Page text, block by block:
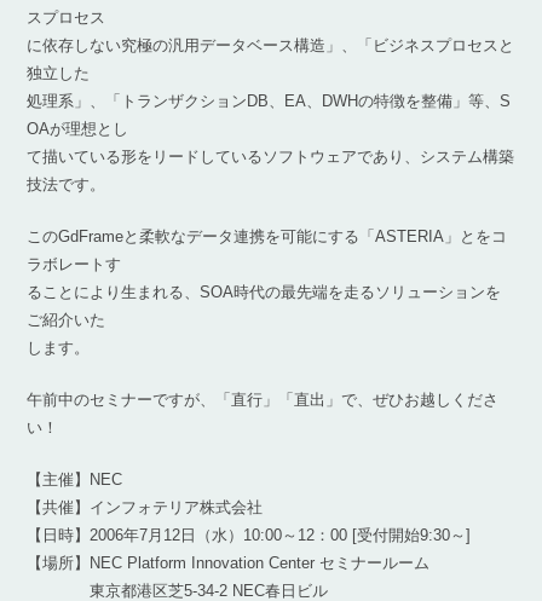
スプロセス
に依存しない究極の汎用データベース構造」、「ビジネスプロセスと
独立した
処理系」、「トランザクションDB、EA、DWHの特徴を整備」等、S
OAが理想とし
て描いている形をリードしているソフトウェアであり、システム構築
技法です。
このGdFrameと柔軟なデータ連携を可能にする「ASTERIA」とをコ
ラボレートす
ることにより生まれる、SOA時代の最先端を走るソリューションを
ご紹介いた
します。
午前中のセミナーですが、「直行」「直出」で、ぜひお越しくださ
い！
【主催】NEC
【共催】インフォテリア株式会社
【日時】2006年7月12日（水）10:00～12：00 [受付開始9:30～]
【場所】NEC Platform Innovation Center セミナールーム
東京都港区芝5-34-2 NEC春日ビル